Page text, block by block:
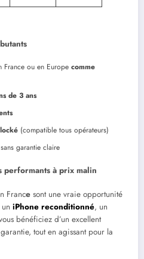
France ou en Europe comme
de 3 ans
(compatible tous opérateurs)
garantie claire
performants à prix malin
France sont une vraie opportunité
iPhone reconditionné, un
bénéficiez d’un excellent
tout en agissant pour la